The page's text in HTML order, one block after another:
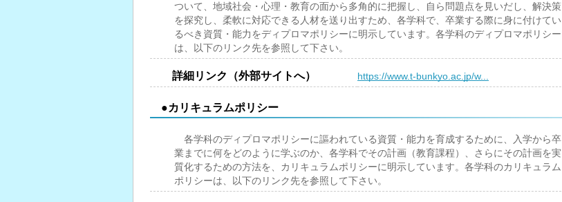
ついて、地域社会・心理・教育の面から多角的に把握し、自ら問題点を見いだし、解決策
を探究し、柔軟に対応できる人材を送り出すため、各学科で、卒業する際に身に付けてい
るべき資質・能力をディプロマポリシーに明示しています。各学科のディプロマポリシー
は、以下のリンク先を参照して下さい。
詳細リンク（外部サイトへ） https://www.t-bunkyo.ac.jp/w...
●カリキュラムポリシー
各学科のディプロマポリシーに謳われている資質・能力を育成するために、入学から卒
業までに何をどのように学ぶのか、各学科でその計画（教育課程）、さらにその計画を実
質化するための方法を、カリキュラムポリシーに明示しています。各学科のカリキュラム
ポリシーは、以下のリンク先を参照して下さい。